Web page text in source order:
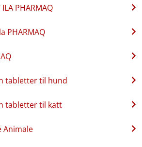
PHARMAQ
PHARMAQ
tabletter til hund
tabletter til katt
Animale